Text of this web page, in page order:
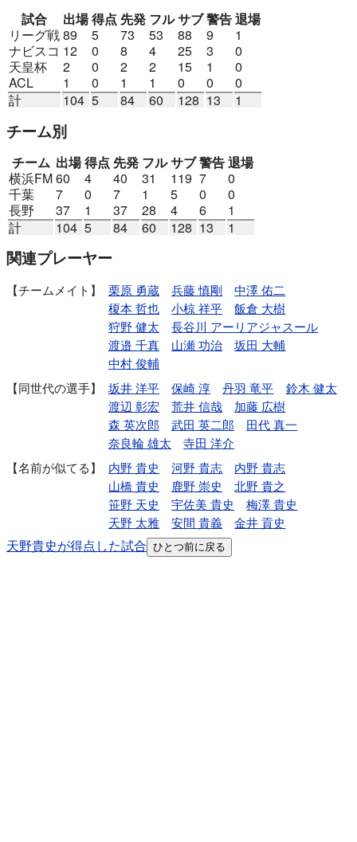
試合 出場得点 先発 フルサブ警告退場
リーグ戦89 5 73 53 88 9
1
ナビスコ 12 0 8 4 25 3
0
天皇杯
2 0 2 2 15 1
0
ACL
1 0 1 1 0 0
0
計
104 5 84 60 128 13 1
チーム別
チーム 出場得点 先発 フルサブ警告退場
横浜FM60 4 40 31 119 7
0
千葉
7 0 7 1 5 0
0
長野
37 1 37 28 4 6
1
計
104 5 84 60 128 13 1
関連プレーヤー
チームメイト 栗原 勇蔵 兵藤 慎剛
中澤 佑二
榎本 哲也
小椋 祥平
飯倉 大樹
狩野 健太
長谷川 アーリアジャスール
渡邉 千真
山瀬 功治
坂田 大輔
中村 俊輔
同世代の選手
坂井 洋平 保崎 淳 丹羽 竜平
鈴木 健太
渡辺 彰宏
荒井 信哉
加藤 広樹
森 英次郎
武田 英二郎
田代 真一
奈良輪 雄太
寺田 洋介
名前が似てる
内野 貴史 河野 貴志
内野 貴志
山橋 貴史
鹿野 崇史
北野 貴之
笹野 天史
宇佐美 貴史
梅澤 貴史
天野 太雅
安間 貴義 金井 貢史
天野貴史が得点した試合 ひとつ前に戻る